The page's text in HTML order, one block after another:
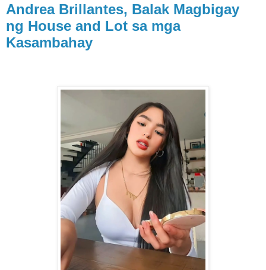
Andrea Brillantes, Balak Magbigay
ng House and Lot sa mga
Kasambahay